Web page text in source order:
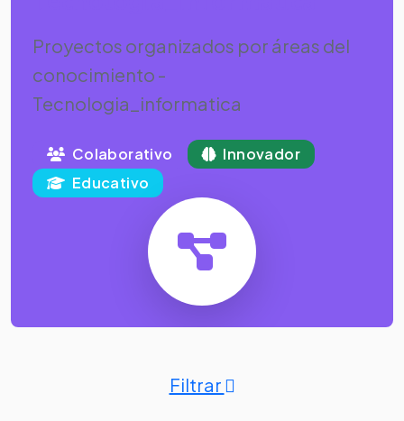
Proyectos organizados por áreas del
conocimiento -
Tecnologia_informatica
Colaborativo
Innovador
Educativo
Filtrar